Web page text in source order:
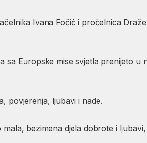
Ivana Fočić i pročelnica
sa Europske mise svjetla prenijeto u
povjerenja, ljubavi i nade.
bezimena djela dobrote i